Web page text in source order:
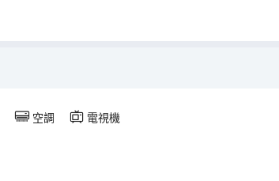
空調 電視機